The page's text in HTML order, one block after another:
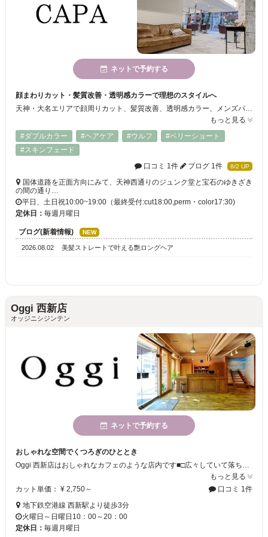
ネットで予約する
顔まわりカット・髪質改善・透明感カラーで理想のスタイルへ
天神・大名エリアで顔周りカット、髪質改善、透明感カラー、メンズパーマまで幅広く対応。 経験豊富なスタイリストが、一人ひとりの髪質・骨格・ライフスタイルに合わせてご提案しています。 大人女性からメンズまで通いやすいサロンで、毎日の扱いやすい理想のスタイルを叶えます！
もっと見る
#ダブルカラー
#ヘアケア #ウルフ
#ベリーショート
#スキンフェード
口コミ 1件
ブログ 1件 8/2 UP
国体道路を正面方向にみて、天神西通りのジュンク堂と宝石のゆきざき
の間の通り…
平日、土日祝10:00~19:00（最終受付:cut18:00,perm・color17:30)
定休日： 毎週月曜日
ブログ(新着情報) NEW
2026.08.02 美髪ストレートで叶える艶ロングヘア
Oggi 西新店
オッジニシジンテン
ネットで予約する
おしゃれな空間でくつろぎのひととき
Oggi 西新店はおしゃれなカフェのような店内です■□広々していて落ち着いた空間なので、のんびりしたい方はぜひ遊びに来てくださいね♪＃ご来店お待ちしております★！
もっと見る
カット単価： ¥ 2,750～
口コミ 1件
地下鉄空港線 西新駅より徒歩3分
火曜日～日曜日10：00～20：00
定休日： 毎週月曜日